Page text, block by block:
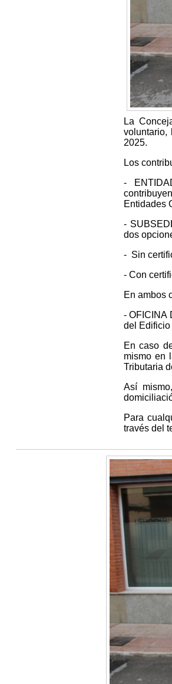
La
voluntario,
2025.
Los
-
Entidades
-
dos
- Sin
- Con
En ambos
- OFICINA
del Edificio
En caso
mismo en
Tributaria
Así
Para
través del